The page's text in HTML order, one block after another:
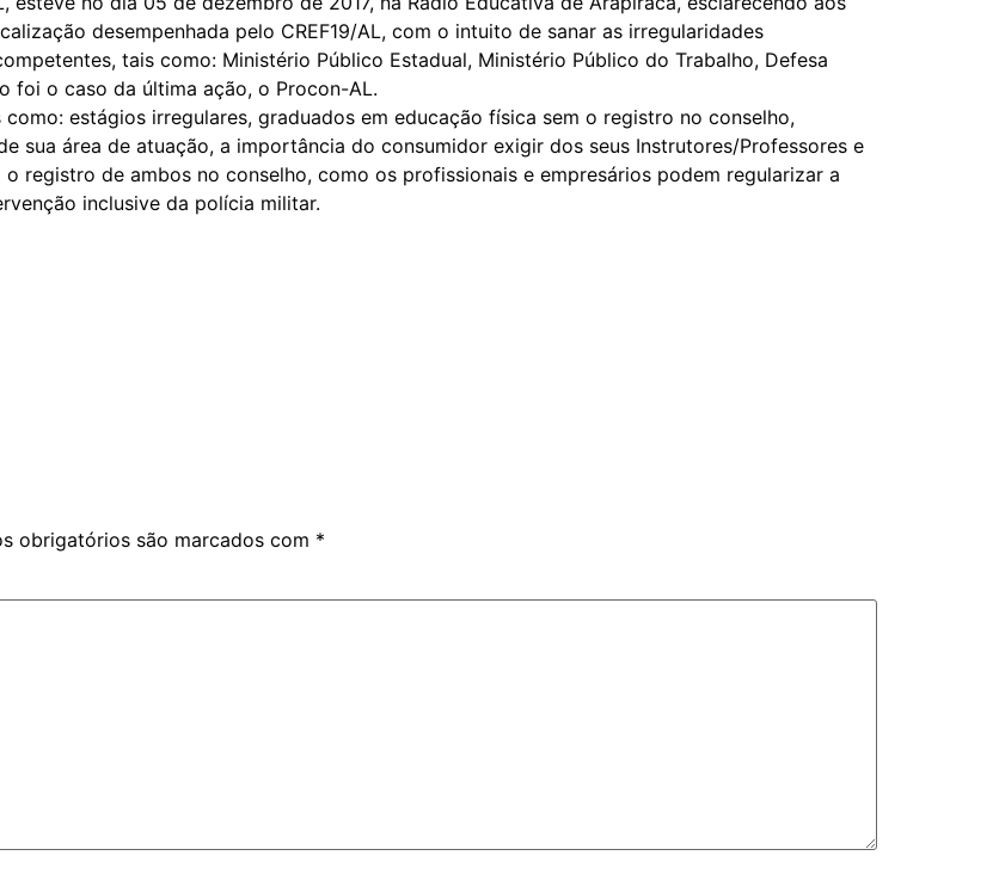
desempenhada pelo CREF19/AL, com o intuito de sanar as irregularidades
tais como: Ministério Público Estadual, Ministério Público do Trabalho, Defesa
foi o caso da última ação, o Procon-AL.
estágios irregulares, graduados em educação física sem o registro no conselho,
sua área de atuação, a importância do consumidor exigir dos seus Instrutores/Professores e
registro de ambos no conselho, como os profissionais e empresários podem regularizar a
inclusive da polícia militar.
obrigatórios são marcados com *